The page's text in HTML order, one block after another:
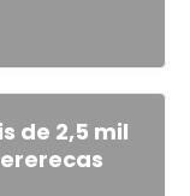
de 2,5 mil